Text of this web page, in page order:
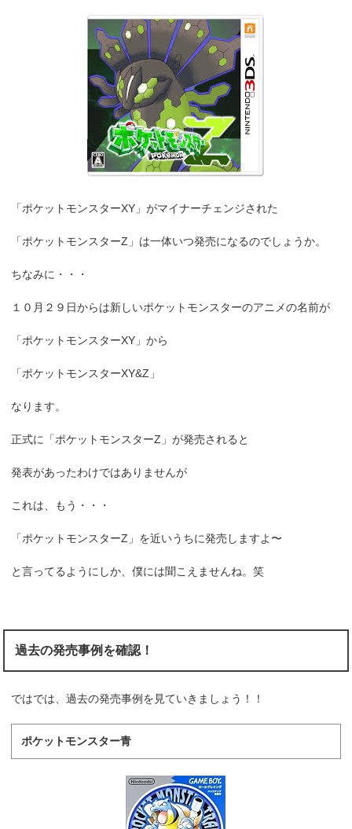
「ポケットモンスターXY」がマイナーチェンジされた
「ポケットモンスターZ」は一体いつ発売になるのでしょうか。
ちなみに・・・
１０月２９日からは新しいポケットモンスターのアニメの名前が
「ポケットモンスターXY」から
「ポケットモンスターXY&Z」
なります。
正式に「ポケットモンスターZ」が発売されると
発表があったわけではありませんが
これは、もう・・・
「ポケットモンスターZ」を近いうちに発売しますよ〜
と言ってるようにしか、僕には聞こえませんね。笑
過去の発売事例を確認！
ではでは、過去の発売事例を見ていきましょう！！
ポケットモンスター青